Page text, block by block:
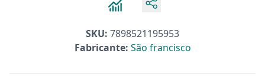
SKU: 7898521195953
Fabricante: São francisco